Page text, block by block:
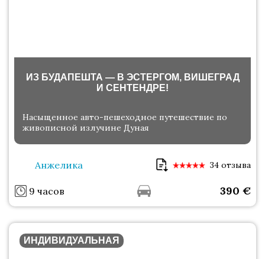
ИЗ БУДАПЕШТА — В ЭСТЕРГОМ, ВИШЕГРАД
И СЕНТЕНДРЕ!
Насыщенное авто-пешеходное путешествие по
живописной излучине Дуная
Анжелика 34 отзыва
9 часов 390 €
ИНДИВИДУАЛЬНАЯ